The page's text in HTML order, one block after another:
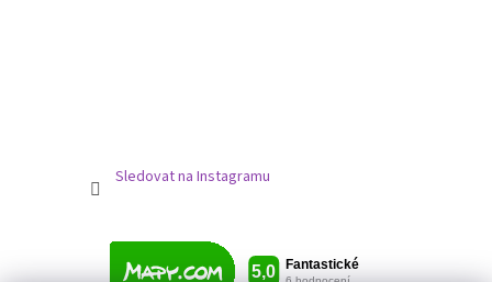
Sledovat na Instagramu